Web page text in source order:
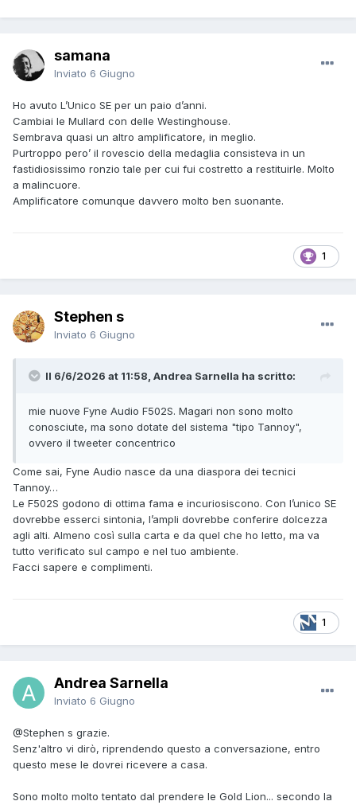
samana
Inviato 6 Giugno
Ho avuto L’Unico SE per un paio d’anni.
Cambiai le Mullard con delle Westinghouse.
Sembrava quasi un altro amplificatore, in meglio.
Purtroppo pero’ il rovescio della medaglia consisteva in un
fastidiosissimo ronzio tale per cui fui costretto a restituirle. Molto
a malincuore.
Amplificatore comunque davvero molto ben suonante.
1
Stephen s
Inviato 6 Giugno
Il 6/6/2026 at 11:58, Andrea Sarnella ha scritto:
mie nuove Fyne Audio F502S. Magari non sono molto
conosciute, ma sono dotate del sistema "tipo Tannoy",
ovvero il tweeter concentrico
Come sai, Fyne Audio nasce da una diaspora dei tecnici
Tannoy…
Le F502S godono di ottima fama e incuriosiscono. Con l’unico SE
dovrebbe esserci sintonia, l’ampli dovrebbe conferire dolcezza
agli alti. Almeno così sulla carta e da quel che ho letto, ma va
tutto verificato sul campo e nel tuo ambiente.
Facci sapere e complimenti.
1
Andrea Sarnella
Inviato 6 Giugno
@Stephen s grazie.
Senz'altro vi dirò, riprendendo questo a conversazione, entro
questo mese le dovrei ricevere a casa.
Sono molto molto tentato dal prendere le Gold Lion... secondo la